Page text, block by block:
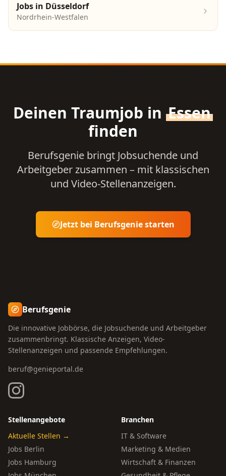
Jobs in Düsseldorf
Nordrhein-Westfalen
Deinen Traumjob in Essen
finden
Berufsgenie bringt Jobsuchende und
Arbeitgeber zusammen – mit klassischen
und Video-Stellenanzeigen.
Jetzt bei Berufsgenie starten
Berufsgenie
Die innovative Jobbörse, die Jobsuchende und Arbeitgeber
zusammenbringt. Klassische Anzeigen, Video-
Stellenanzeigen und passende Empfehlungen.
beruf@genieportal.de
Stellenangebote
Aktuelle Stellen →
Jobs Berlin
Jobs Hamburg
Branchen
IT & Software
Marketing & Medien
Wirtschaft & Finanzen